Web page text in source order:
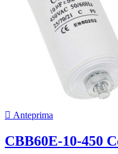
 Anteprima
CBB60E-10-450